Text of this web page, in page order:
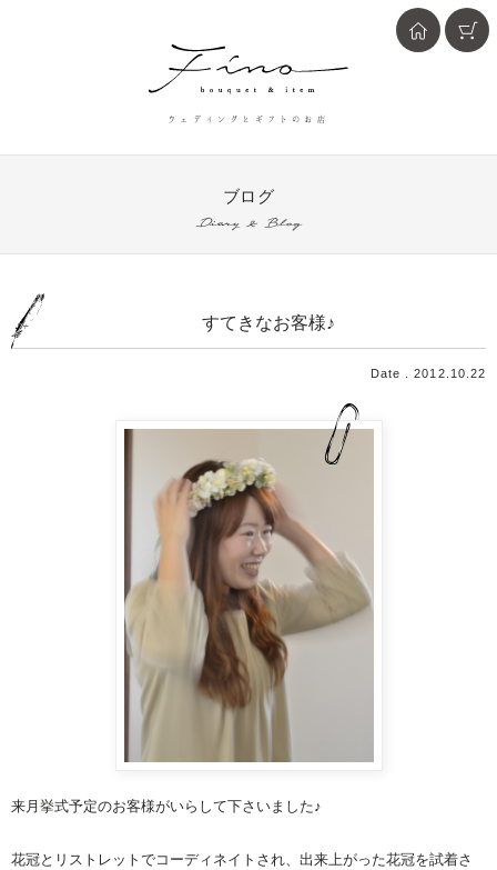
ウェディングとギフトのお店
ブログ
Diary & Blog
すてきなお客様♪
Date . 2012.10.22
来月挙式予定のお客様がいらして下さいました♪
花冠とリストレットでコーディネイト され、出来上がった花冠を試着さ